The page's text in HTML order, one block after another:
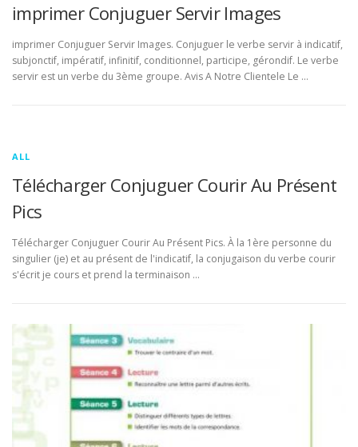
imprimer Conjuguer Servir Images
imprimer Conjuguer Servir Images. Conjuguer le verbe servir à indicatif,
subjonctif, impératif, infinitif, conditionnel, participe, gérondif. Le verbe
servir est un verbe du 3ème groupe. Avis A Notre Clientele Le …
ALL
Télécharger Conjuguer Courir Au Présent
Pics
Télécharger Conjuguer Courir Au Présent Pics. À la 1ère personne du
singulier (je) et au présent de l'indicatif, la conjugaison du verbe courir
s'écrit je cours et prend la terminaison …